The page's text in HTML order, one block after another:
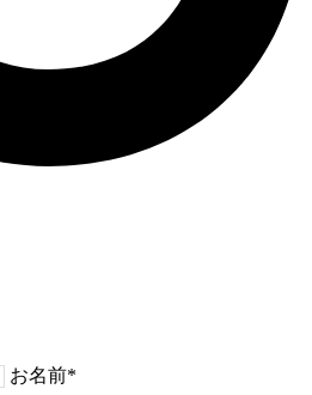
お名前*